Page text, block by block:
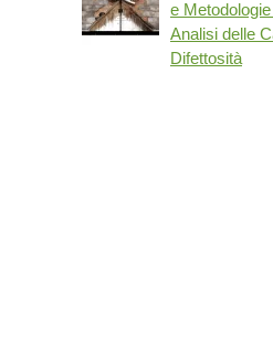
e
Analisi delle
Difettosità